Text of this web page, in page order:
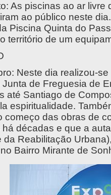
As piscinas ao ar
ao público neste
Piscina Quinta do
território de um
Neste dia realizou-
Junta de Freguesia de
até Santiago de
espiritualidade.
começo das obras de
décadas e que a
da Reabilitação
Bairro Mirante de